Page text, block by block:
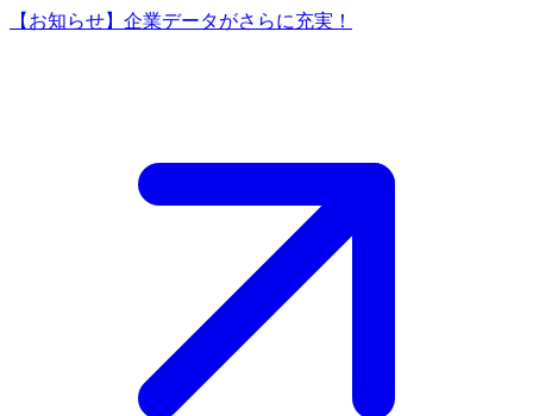
【お知らせ】企業データがさらに充実！